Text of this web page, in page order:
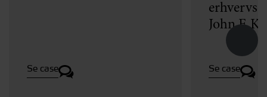
Se case
John F.
Se case